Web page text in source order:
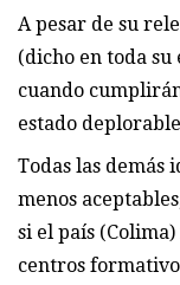
A pesar de su
(dicho en toda su
cuando
estado
Todas las demás
menos
si el país
centros